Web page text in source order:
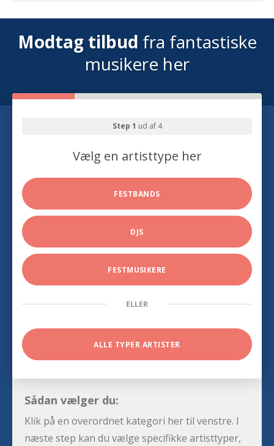
Modtag tilbud fra fantastiske
musikere her
Step 1 ud af 4
Vælg en artisttype her
FESTBANDS
DJS
FESTMUSIKERE
ELLER
ALLE TYPER ARTISTER
Sådan vælger du:
Klik på en overordnet kategori her til venstre. I
næste step kan du vælge specifikke artisttyper,